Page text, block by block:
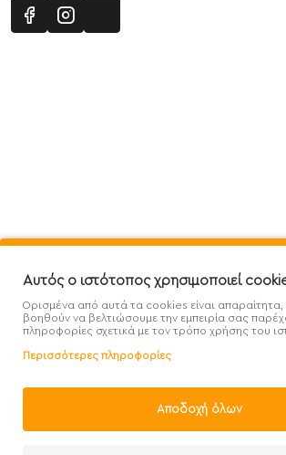
Χάρτης Ιστότοπου
Προσφορές - Clearence
Σύγκριση
GDPR
Χονδρική
Φίλτρα
Αυτός ο ιστότοπος χρησιμοποιεί
Ορισμένα από αυτά τα cookies είναι
βοηθούν να βελτιώσουμε την εμπειρία σας
πληροφορίες σχετικά με τον τρόπο χρήσης του
Περισσότερες πληροφορίες
Αποδοχή όλων